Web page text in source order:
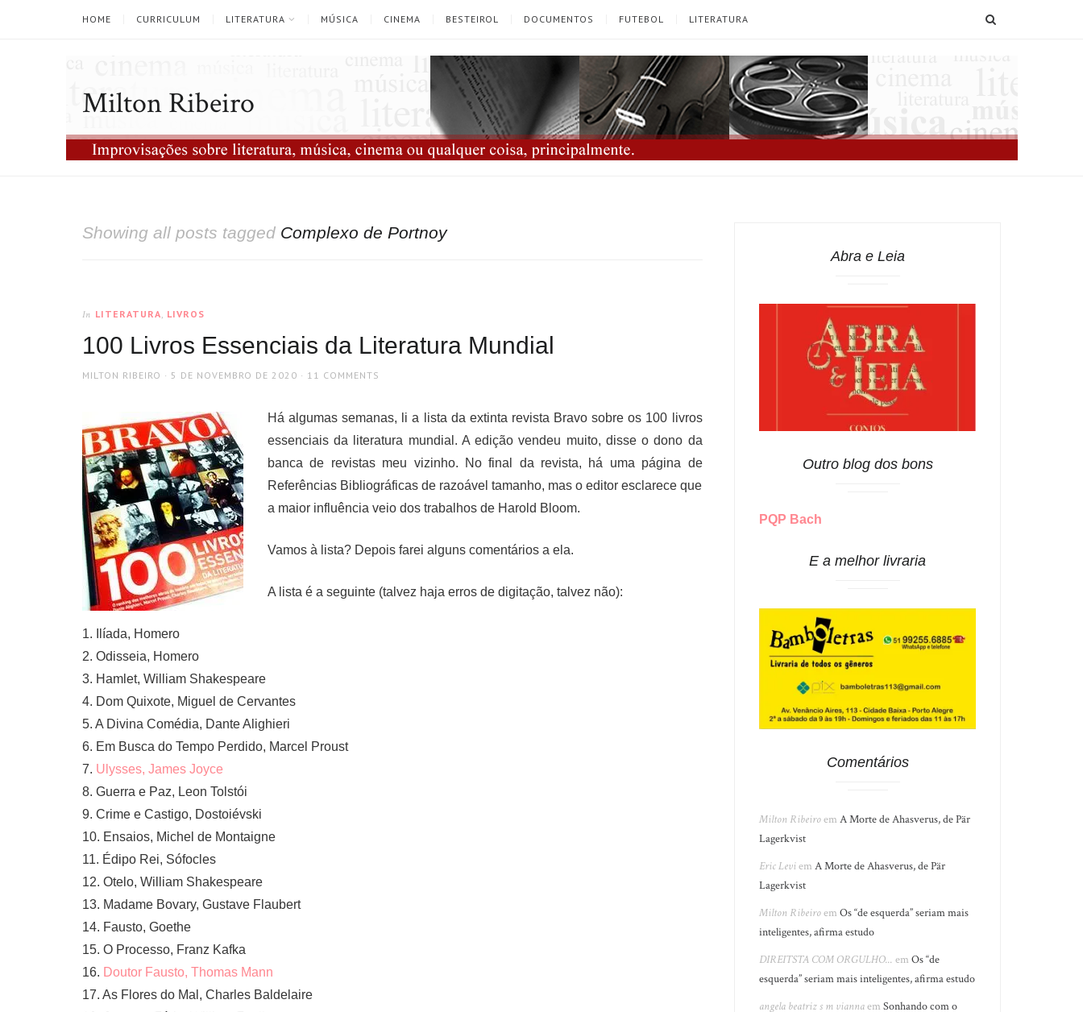
HOME CURRICULUM LITERATURA MÚSICA CINEMA BESTEIROL DOCUMENTOS FUTEBOL LITERATURA
Milton Ribeiro
Showing all posts tagged Complexo de Portnoy
In LITERATURA LIVROS
100 Livros Essenciais da Literatura Mundial
AUTHOR
MILTON RIBEIRO
POSTED
5 DE NOVEMBRO DE 2020 11 COMMENTS
Há algumas semanas, li a lista da extinta revista Bravo sobre os 100 livros
essenciais da literatura mundial. A edição vendeu muito, disse o dono da
banca de revistas meu vizinho. No final da revista, há uma página de
Referências Bibliográficas de razoável tamanho, mas o editor esclarece que
a maior influência veio dos trabalhos de Harold Bloom.
Vamos à lista? Depois farei alguns comentários a ela.
A lista é a seguinte (talvez haja erros de digitação, talvez não):
1. Ilíada, Homero
2. Odisseia, Homero
3. Hamlet, William Shakespeare
4. Dom Quixote, Miguel de Cervantes
5. A Divina Comédia, Dante Alighieri
6. Em Busca do Tempo Perdido, Marcel Proust
7. Ulysses, James Joyce
8. Guerra e Paz, Leon Tolstói
9. Crime e Castigo, Dostoiévski
10. Ensaios, Michel de Montaigne
11. Édipo Rei, Sófocles
12. Otelo, William Shakespeare
13. Madame Bovary, Gustave Flaubert
14. Fausto, Goethe
15. O Processo, Franz Kafka
16. Doutor Fausto, Thomas Mann
17. As Flores do Mal, Charles Baldelaire
Abra e Leia
Outro blog dos bons
PQP Bach
E a melhor livraria
Comentários
Milton RibeiroemA Morte de Ahasverus, de Pär
Lagerkvist
Eric LeviemA Morte de Ahasverus, de Pär
Lagerkvist
Milton RibeiroemOs “de esquerda” seriam mais
inteligentes, afirma estudo
DIREITSTA COM ORGULHO... emOs “de
esquerda” seriam mais inteligentes, afirma estudo
angela beatriz s m viannaemSonhando com o